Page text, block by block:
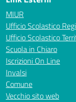
MIUR
Ufficio Scolastico
Ufficio Scolastico
Scuola in Chiaro
Iscrizioni On Line
Invalsi
Comune
Vecchio sito web